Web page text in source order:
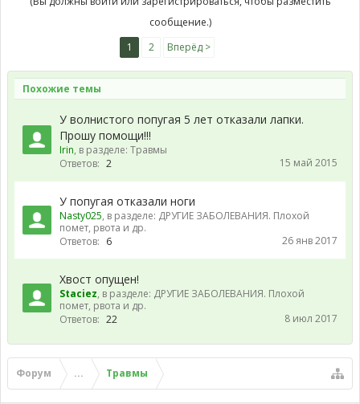
сообщение.)
1
2 Вперёд >
Похожие темы
У волнистого попугая 5 лет отказали лапки.
Прошу помощи!!!
Irin, в разделе: Травмы
Ответов: 2 15 май 2015
У попугая отказали ноги
Nasty025, в разделе: ДРУГИЕ ЗАБОЛЕВАНИЯ. Плохой
помет, рвота и др.
Ответов: 6 26 янв 2017
Хвост опущен!
Staciez, в разделе: ДРУГИЕ ЗАБОЛЕВАНИЯ. Плохой
помет, рвота и др.
Ответов: 22 8 июл 2017
Форум ... Травмы